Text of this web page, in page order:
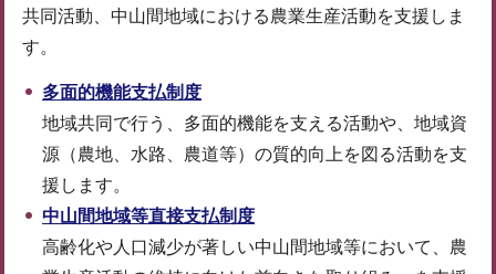
共同活動、中山間地域における農業生産活動を支援しま
す。
多面的機能支払制度
地域共同で行う、多面的機能を支える活動や、地域資
源（農地、水路、農道等）の質的向上を図る活動を支
援します。
中山間地域等直接支払制度
高齢化や人口減少が著しい中山間地域等において、農